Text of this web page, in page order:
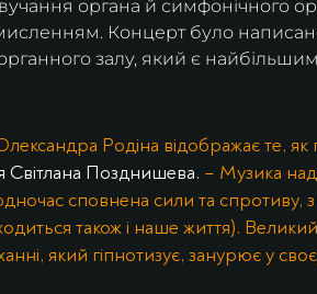
органа й симфонічного
Концерт було
залу, який є
Родіна відображає те, як
Світлана Позднишева. – Музика
сповнена сили та спротиву,
також і наше життя).
який гіпнотизує, занурює у